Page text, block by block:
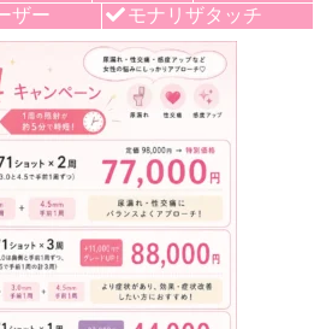
ザー モナリザタッチ